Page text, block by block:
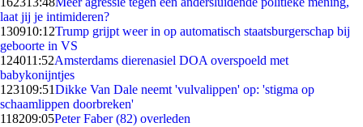
laat jij je intimideren?
130910:12Trump grijpt weer in op automatisch staatsburgerschap bij
geboorte in VS
124011:52Amsterdams dierenasiel DOA overspoeld met
babykonijntjes
123109:51Dikke Van Dale neemt 'vulvalippen' op: 'stigma op
schaamlippen doorbreken'
118209:05Peter Faber (82) overleden